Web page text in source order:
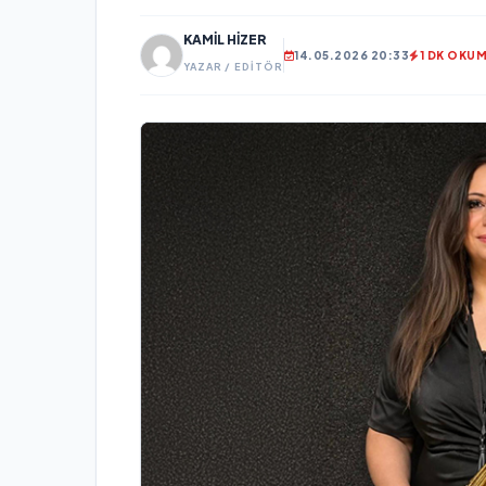
KAMIL HIZER
YAZAR / EDITÖR
14.05.2026 20:33 1 DK